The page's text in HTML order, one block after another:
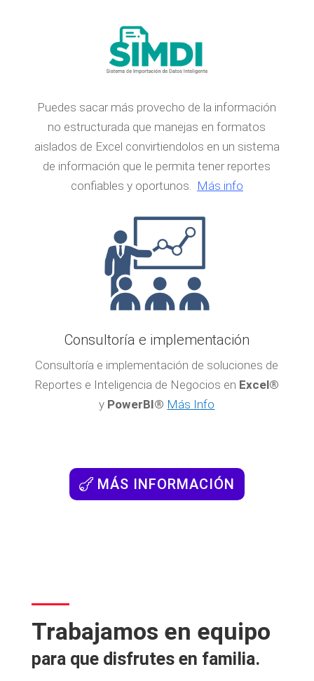
Puedes sacar más provecho de la información
no estructurada que manejas en formatos
aislados de Excel convirtiendolos en un sistema
de información que le permita tener reportes
confiables y oportunos. Más info
Consultoría e implementación
Consultoría e implementación de soluciones de
Reportes e Inteligencia de Negocios en Excel®
y PowerBI® Más Info
MÁS INFORMACIÓN
Trabajamos en equipo
para que disfrutes en familia.